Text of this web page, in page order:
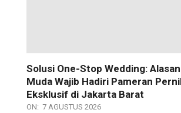
Solusi One-Stop Wedding:
Muda Wajib Hadiri Pameran
Eksklusif di Jakarta Barat
ON: 7 AGUSTUS 2026